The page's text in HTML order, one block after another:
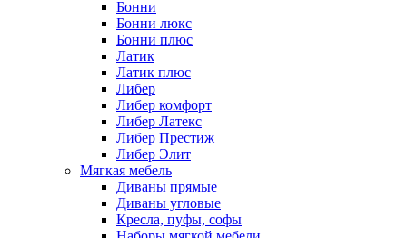
Бонни
Бонни люкс
Бонни плюс
Латик
Латик плюс
Либер
Либер комфорт
Либер Латекс
Либер Престиж
Либер Элит
Мягкая мебель
Диваны прямые
Диваны угловые
Кресла, пуфы, софы